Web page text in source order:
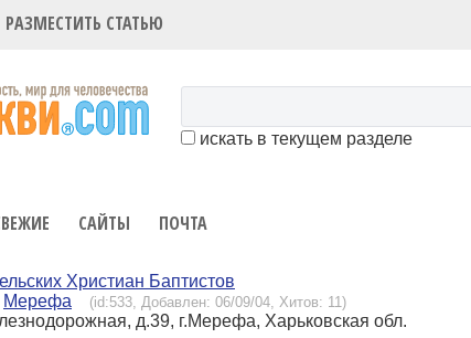
РАЗМЕСТИТЬ СТАТЬЮ
искать в текущем разделе
САЙТЫ ПОЧТА
Христиан Баптистов
Мерефа (id:533, Добавлен: 06/09/04, Хитов: 11)
д.39, г.Мерефа, Харьковская обл.